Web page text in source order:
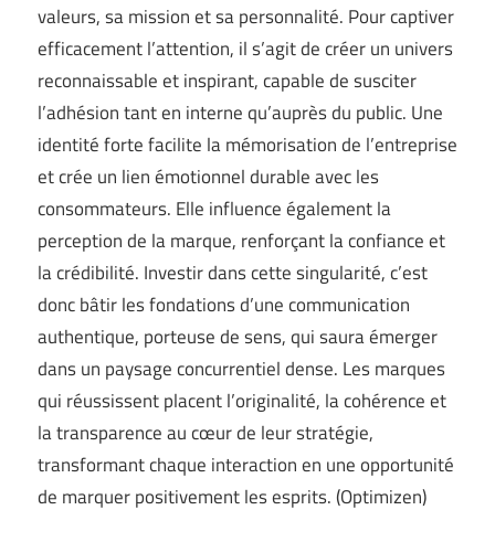
valeurs, sa mission et sa personnalité. Pour captiver
efficacement l’attention, il s’agit de créer un univers
reconnaissable et inspirant, capable de susciter
l’adhésion tant en interne qu’auprès du public. Une
identité forte facilite la mémorisation de l’entreprise
et crée un lien émotionnel durable avec les
consommateurs. Elle influence également la
perception de la marque, renforçant la confiance et
la crédibilité. Investir dans cette singularité, c’est
donc bâtir les fondations d’une communication
authentique, porteuse de sens, qui saura émerger
dans un paysage concurrentiel dense. Les marques
qui réussissent placent l’originalité, la cohérence et
la transparence au cœur de leur stratégie,
transformant chaque interaction en une opportunité
de marquer positivement les esprits. (Optimizen)